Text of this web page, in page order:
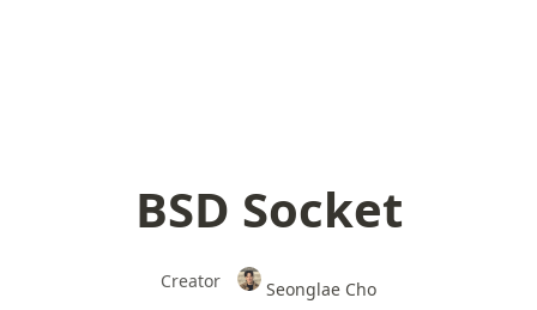
BSD Socket
Creator
Seonglae Cho